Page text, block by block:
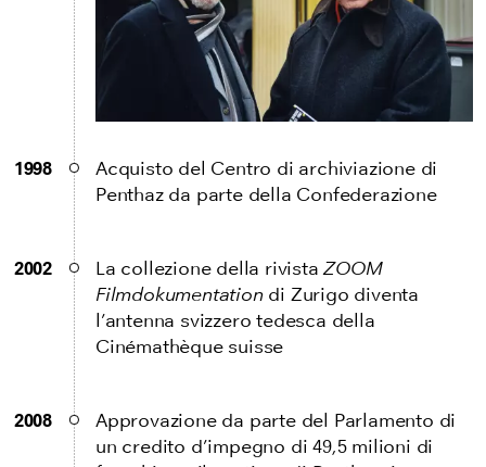
1998
Acquisto del Centro di archiviazione di
Penthaz da parte della Confederazione
2002 La collezione della rivistaZOOM
Filmdokumentationdi Zurigo diventa
l’antenna svizzero tedesca della
Cinémathèque suisse
2008
Approvazione da parte del Parlamento di
un credito d’impegno di 49,5 milioni di